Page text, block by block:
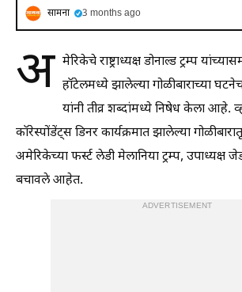
सामना 3 months ago
अ मेरिकेचे राष्ट्राध्यक्ष डोनाल्ड ट्रम्प
हॉटेलमध्ये झालेल्या गोळीबाराच्या
यांनी तीव्र शब्दांमध्ये निषेध केला आहे.
कॉरेस्पोंडेंट्स डिनर कार्यक्रमात झालेल्या
अमेरिकेच्या फर्स्ट लेडी मेलानिया ट्रम्प, उपाध्यक्ष
बचावले आहेत.
ADVERTISEMENT